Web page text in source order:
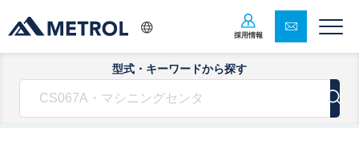
採用情報
型式・キーワードから探す